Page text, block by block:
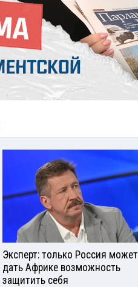
Эксперт: только Россия может
дать Африке возможность
защитить себя